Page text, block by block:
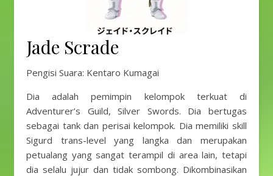
Jade Scrade
Pengisi Suara: Kentaro Kumagai
Dia adalah pemimpin kelompok terkuat di
Adventurer’s Guild, Silver Swords. Dia bertugas
sebagai tank dan perisai kelompok. Dia memiliki skill
Sigurd trans-level yang langka dan merupakan
petualang yang sangat terampil di area lain, tetapi
dia selalu jujur ​​dan tidak sombong. Dikombinasikan